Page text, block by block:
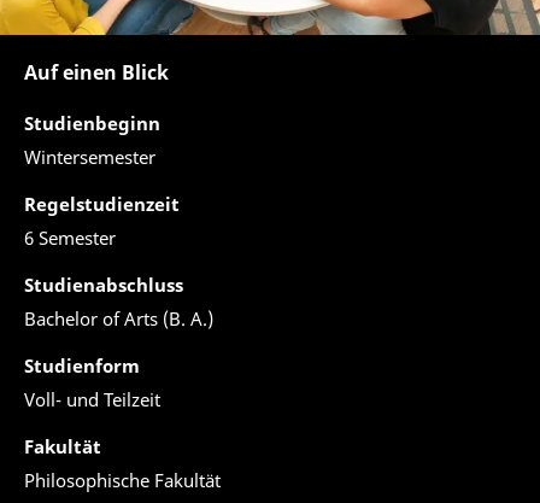
Auf einen Blick
Studienbeginn
Wintersemester
Regelstudienzeit
6 Semester
Studienabschluss
Bachelor of Arts (B. A.)
Studienform
Voll- und Teilzeit
Fakultät
Philosophische Fakultät